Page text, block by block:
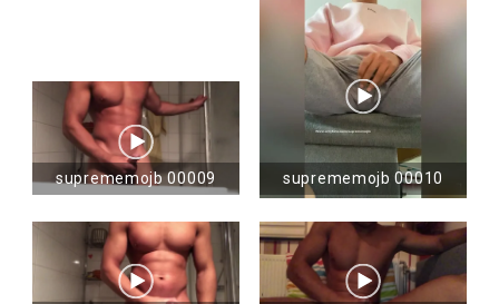
suprememojb 00009 suprememojb 00010